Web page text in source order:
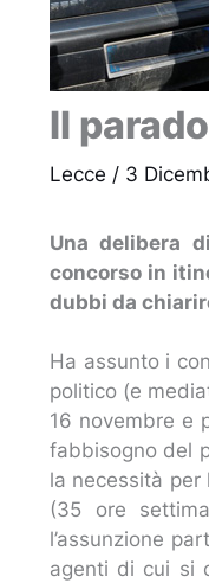
Il
Lecce / 3
Una delibera
concorso in
dubbi da
Ha assunto i
politico (e
16 novembre e
fabbisogno del
la necessità per
(35 ore
l’assunzione
agenti di cui si